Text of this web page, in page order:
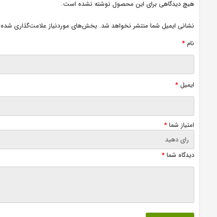
هیچ دیدگاهی برای این محصول نوشته نشده است.
نشانی ایمیل شما منتشر نخواهد شد. بخش‌های موردنیاز علامت‌گذاری
نام*
ایمیل*
امتیاز شما*
دیدگاه شما*